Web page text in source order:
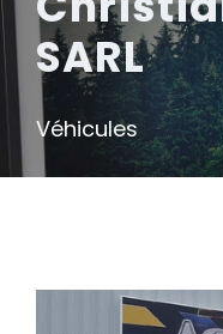
SARL
Véhicules